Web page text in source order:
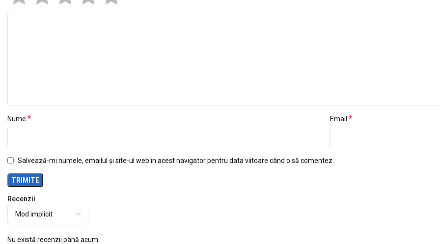
Recenzii
Nu există recenzii până acum.
Nume * Email *
Salvează-mi numele, emailul și site-ul web în acest navigator pentru data viitoare când o să comentez.